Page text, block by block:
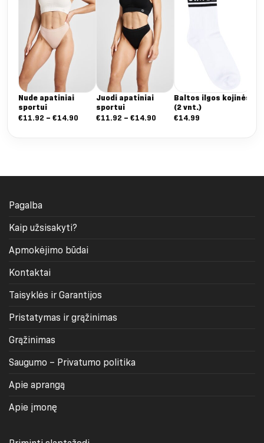
Nude apatiniai
sportui
€11.92 – €14.90
Juodi apatiniai
sportui
€11.92 – €14.90
Baltos ilgos kojinės
(2 vnt.)
€14.99
Pagalba
Kaip užsisakyti?
Apmokėjimo būdai
Kontaktai
Taisyklės ir Garantijos
Pristatymas ir grąžinimas
Grąžinimas
Saugumo – Privatumo politika
Apie aprangą
Apie įmonę